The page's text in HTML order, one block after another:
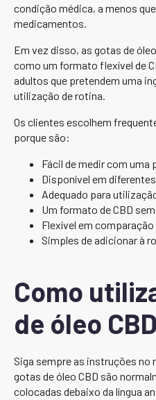
condição médica, a menos
medicamentos.
Em vez disso, as gotas de
como um formato flexível de
adultos que pretendem uma
utilização de rotina.
Os clientes escolhem
porque são:
Fácil de medir com uma
Disponível em
Adequado para
Um formato de CBD
Flexível em
Simples de adicionar à
Como
de óleo CBD
Siga sempre as instruções no
gotas de óleo CBD são
colocadas debaixo da língua